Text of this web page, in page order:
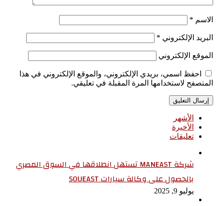
الاسم *
البريد الإلكتروني *
الموقع الإلكتروني
احفظ اسمي، بريدي الإلكتروني، والموقع الإلكتروني في هذا
المتصفح لاستخدامها المرة المقبلة في تعليقي.
الأشهر
الأخيرة
تعليقات
شركة MANEAST تستهل انطلاقها في السوق المصري
بالحصول على وكالة سيارات SOUEAST
يوليو 9, 2025